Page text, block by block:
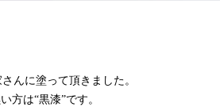
んに塗って頂きました。
方は“黒漆”です。